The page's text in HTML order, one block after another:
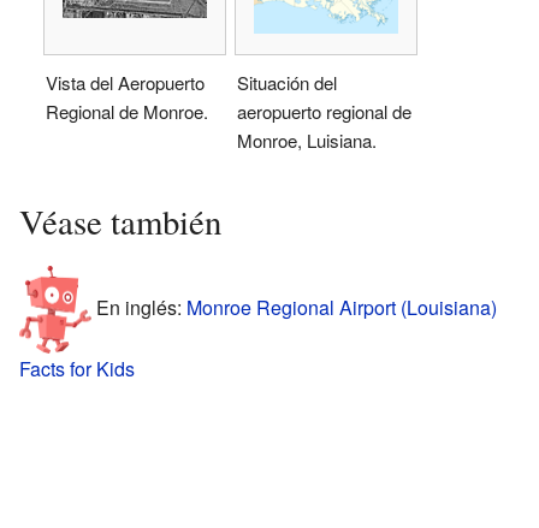
Vista del Aeropuerto
Regional de Monroe.
Situación del
aeropuerto regional de
Monroe, Luisiana.
Véase también
En inglés: Monroe Regional Airport (Louisiana)
Facts for Kids